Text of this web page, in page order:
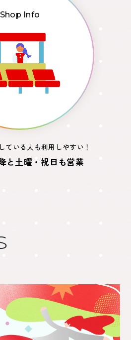
Shop Info
ている人も利用しやすい！
と土曜・祝日も営業